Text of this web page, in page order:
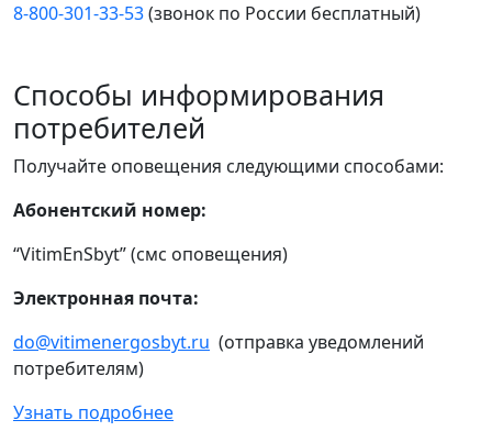
8-800-301-33-53(звонок по России бесплатный)
Способы информирования
потребителей
Получайте оповещения следующими способами:
Абонентский номер:
“VitimEnSbyt” (смс оповещения)
Электронная почта:
do@vitimenergosbyt.ru (отправка уведомлений
потребителям)
Узнать подробнее